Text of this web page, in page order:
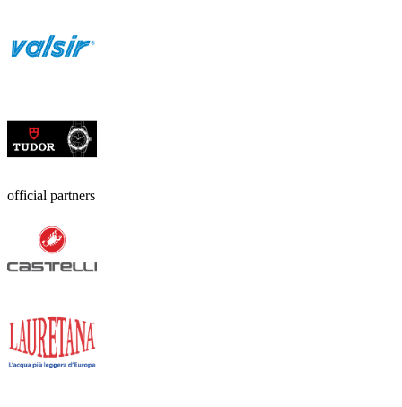
official partners